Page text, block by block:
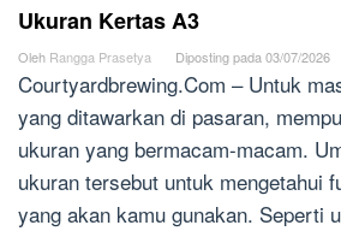
Ukuran Kertas A3
Oleh Rangga Prasetya Diposting pada 03/07/2026
Courtyardbrewing.Com – Untuk
yang ditawarkan di pasaran,
ukuran yang bermacam-macam.
ukuran tersebut untuk mengetahui
yang akan kamu gunakan. Seperti